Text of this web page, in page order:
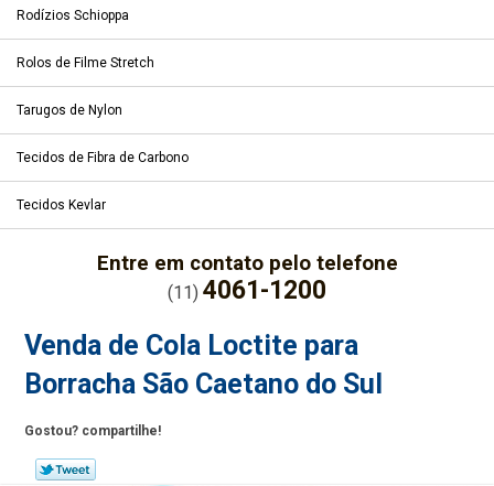
Rodízios Schioppa
Rolos de Filme Stretch
Tarugos de Nylon
Tecidos de Fibra de Carbono
Tecidos Kevlar
Entre em contato pelo telefone
(11) 4061-1200
Venda de Cola Loctite para
Borracha São Caetano do Sul
Gostou? compartilhe!